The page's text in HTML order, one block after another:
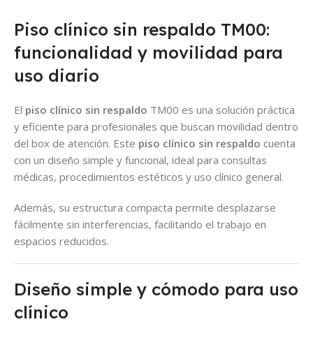
Piso clínico sin respaldo TM00:
funcionalidad y movilidad para
uso diario
El piso clínico sin respaldo TM00 es una solución práctica
y eficiente para profesionales que buscan movilidad dentro
del box de atención. Este piso clínico sin respaldo cuenta
con un diseño simple y funcional, ideal para consultas
médicas, procedimientos estéticos y uso clínico general.
Además, su estructura compacta permite desplazarse
fácilmente sin interferencias, facilitando el trabajo en
espacios reducidos.
Diseño simple y cómodo para uso
clínico